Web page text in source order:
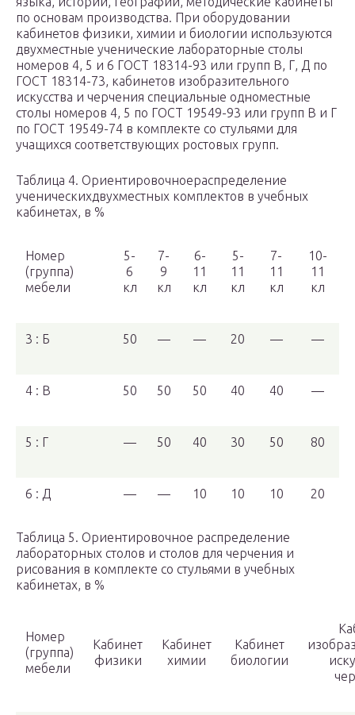
по основам производства. При оборудовании
кабинетов физики, химии и биологии используются
двухместные ученические лабораторные столы
номеров 4, 5 и 6 ГОСТ 18314-93 или групп В, Г, Д по
ГОСТ 18314-73, кабинетов изобразительного
искусства и черчения специальные одноместные
столы номеров 4, 5 по ГОСТ 19549-93 или групп В и Г
по ГОСТ 19549-74 в комплекте со стульями для
учащихся соответствующих ростовых групп.
Таблица 4. Ориентировочноераспределение
ученическихдвухместных комплектов в учебных
кабинетах, в %
Номер
(группа)
мебели
5-
6
кл
7-
9
кл
6-
11
кл
5-
11
кл
7-
11
кл
10-
11
кл
3 : Б 50 — — 20 — —
4 : В 50 50 50 40 40 —
5 : Г — 50 40 30 50 80
6 : Д — — 10 10 10 20
Таблица 5. Ориентировочное распределение
лабораторных столов и столов для черчения и
рисования в комплекте со стульями в учебных
кабинетах, в %
Номер
(группа)
мебели
Кабинет
физики
Кабинет
химии
Кабинет
биологии